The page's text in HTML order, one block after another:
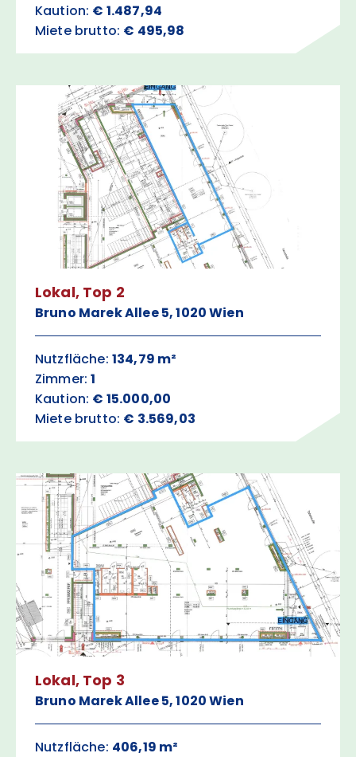
Kaution: € 1.487,94
Miete brutto: € 495,98
Lokal, Top 2
Bruno Marek Allee 5, 1020 Wien
Nutzfläche: 134,79 m²
Zimmer:1
Kaution: € 15.000,00
Miete brutto: € 3.569,03
Lokal, Top 3
Bruno Marek Allee 5, 1020 Wien
Nutzfläche: 406,19 m²